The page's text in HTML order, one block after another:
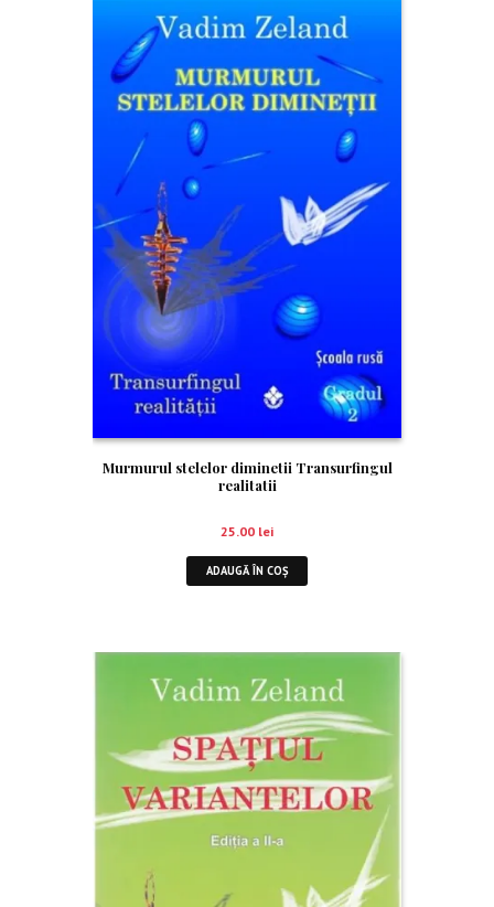
Murmurul stelelor diminetii Transurfingul
realitatii
25.00 lei
ADAUGĂ ÎN COȘ